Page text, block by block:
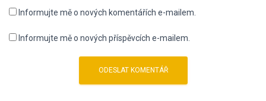
Informujte mě o nových komentářích e-mailem.
Informujte mě o nových příspěvcích e-mailem.